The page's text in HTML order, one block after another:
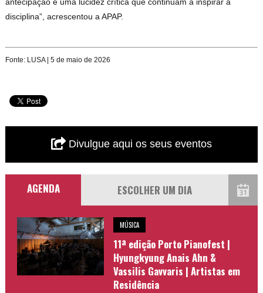
antecipação e uma lucidez crítica que continuam a inspirar a
disciplina”, acrescentou a APAP.
Fonte: LUSA | 5 de maio de 2026
Divulgue aqui os seus eventos
AGENDA
MÚSICA
11ª edição Porto Pianofest |
Hyungkyung Anais Ahn &
Vassilis Gavvaris | Artistas em
Residência